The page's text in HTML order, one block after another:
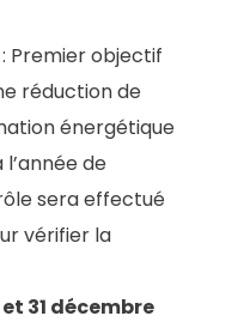
: Premier objectif
réduction de
énergétique
de
sera effectué
vérifier la
31 décembre